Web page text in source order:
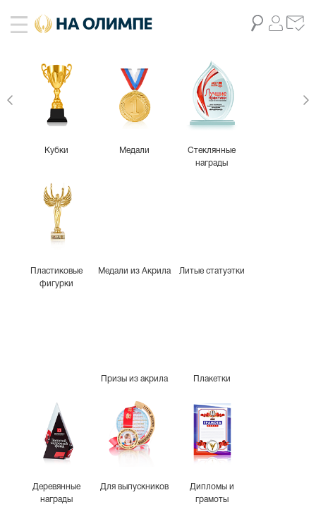
Кубки Медали
Стеклянные
награды
Пластиковые
фигурки
Медали из Акрила Литые статуэтки
Призы из акрила Плакетки
Деревянные
награды
Для выпускников
Дипломы и
грамоты
живое фото